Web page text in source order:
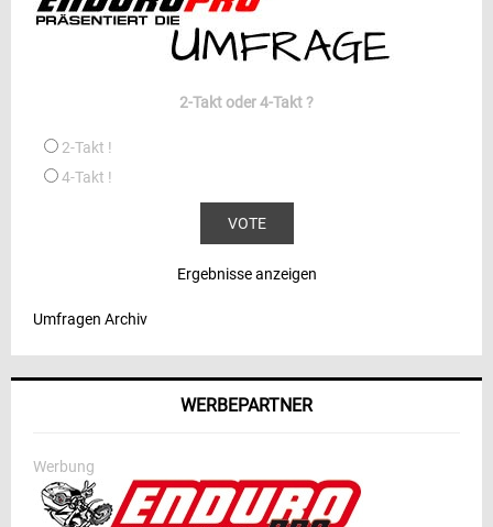
2-Takt oder 4-Takt ?
2-Takt !
4-Takt !
Ergebnisse anzeigen
Umfragen Archiv
WERBEPARTNER
Werbung